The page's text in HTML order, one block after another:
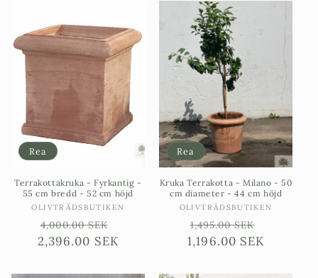
Rea
Terrakottakruka - Fyrkantig -
55 cm bredd - 52 cm höjd
Säljare:
OLIVTRÄDSBUTIKEN
Ordinarie
pris
4,000.00 SEK
Försäljningspris
2,396.00 SEK
Rea
Kruka Terrakotta - Milano - 50
cm diameter - 44 cm höjd
Säljare:
OLIVTRÄDSBUTIKEN
Ordinarie
pris
1,495.00 SEK
1,196.00 SEK